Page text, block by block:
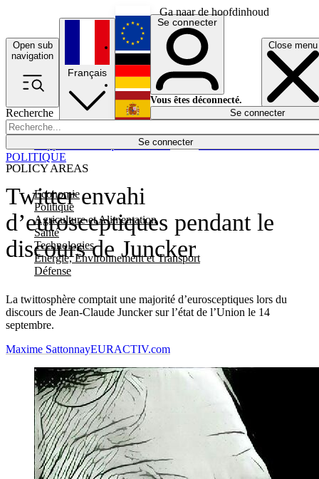
Ga naar de hoofdinhoud
Open sub
navigation
Close menu
Recherche
Se connecter
POLICY AREAS
Economie
Politique
Agriculture et Alimentation
Santé
Technologies
Energie, Environnement et Transport
Défense
Économie
Français
English
Deutsch
Español
Se connecter
Vous êtes déconnecté.
Se connecter
Twitter envahi
d’eurosceptiques pendant le
discours de Juncker
La twittosphère comptait une majorité d’eurosceptiques lors du
discours de Jean-Claude Juncker sur l’état de l’Union le 14
septembre.
POLITIQUE
Maxime SattonnayEURACTIV.com